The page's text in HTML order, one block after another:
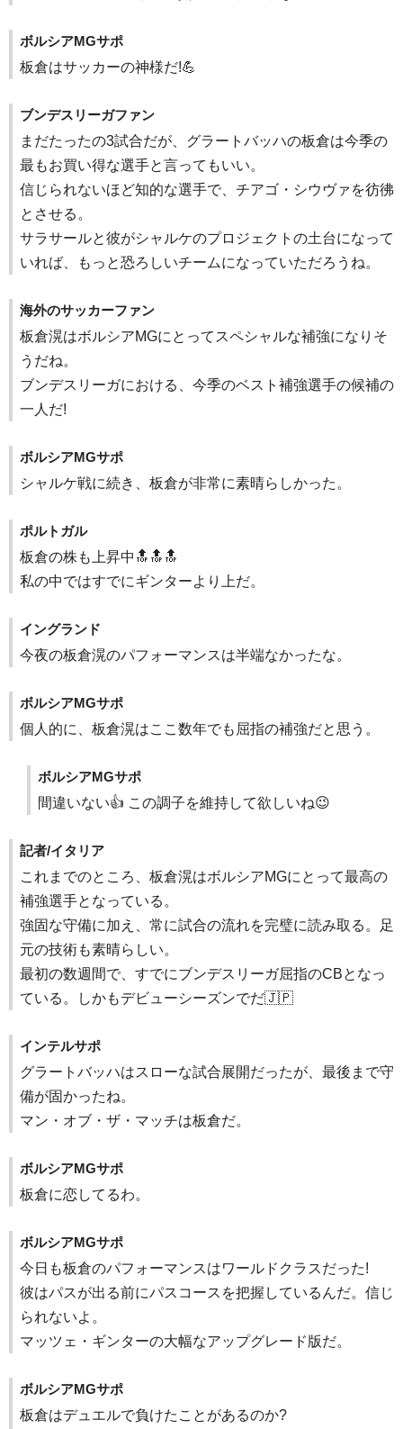
ボルシアMGサポ
板倉はサッカーの神様だ!💪
ブンデスリーガファン
まだたったの3試合だが、グラートバッハの板倉は今季の
最もお買い得な選手と言ってもいい。
信じられないほど知的な選手で、チアゴ・シウヴァを彷彿
とさせる。
サラサールと彼がシャルケのプロジェクトの土台になって
いれば、もっと恐ろしいチームになっていただろうね。
海外のサッカーファン
板倉滉はボルシアMGにとってスペシャルな補強になりそ
うだね。
ブンデスリーガにおける、今季のベスト補強選手の候補の
一人だ!
ボルシアMGサポ
シャルケ戦に続き、板倉が非常に素晴らしかった。
ポルトガル
板倉の株も上昇中🔝🔝🔝
私の中ではすでにギンターより上だ。
イングランド
今夜の板倉滉のパフォーマンスは半端なかったな。
ボルシアMGサポ
個人的に、板倉滉はここ数年でも屈指の補強だと思う。
ボルシアMGサポ
間違いない👍 この調子を維持して欲しいね😉
記者/イタリア
これまでのところ、板倉滉はボルシアMGにとって最高の
補強選手となっている。
強固な守備に加え、常に試合の流れを完璧に読み取る。足
元の技術も素晴らしい。
最初の数週間で、すでにブンデスリーガ屈指のCBとなっ
ている。しかもデビューシーズンでだ🇯🇵
インテルサポ
グラートバッハはスローな試合展開だったが、最後まで守
備が固かったね。
マン・オブ・ザ・マッチは板倉だ。
ボルシアMGサポ
板倉に恋してるわ。
ボルシアMGサポ
今日も板倉のパフォーマンスはワールドクラスだった!
彼はパスが出る前にパスコースを把握しているんだ。信じ
られないよ。
マッツェ・ギンターの大幅なアップグレード版だ。
ボルシアMGサポ
板倉はデュエルで負けたことがあるのか?